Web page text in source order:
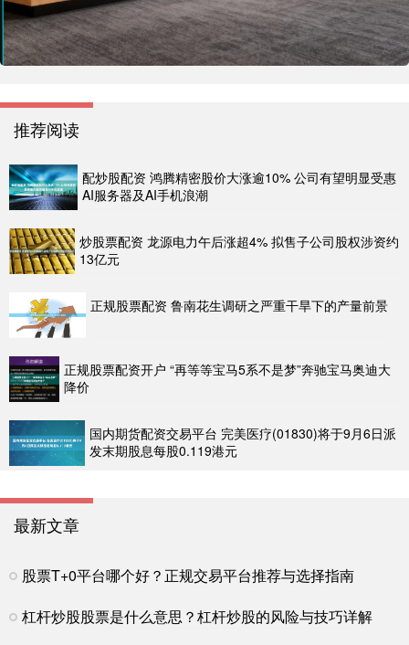
推荐阅读
配炒股配资 鸿腾精密股价大涨逾10% 公司有望明显受惠
AI服务器及AI手机浪潮
炒股票配资 龙源电力午后涨超4% 拟售子公司股权涉资约
13亿元
正规股票配资 鲁南花生调研之严重干旱下的产量前景
正规股票配资开户 “再等等宝马5系不是梦”奔驰宝马奥迪大
降价
国内期货配资交易平台 完美医疗(01830)将于9月6日派
发末期股息每股0.119港元
最新文章
股票T+0平台哪个好？正规交易平台推荐与选择指南
杠杆炒股股票是什么意思？杠杆炒股的风险与技巧详解